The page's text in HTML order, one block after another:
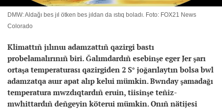
DMW: Aldağı bes jıl ötken bes jıldan da ıstıq boladı. Foto: FOX21 News
Colorado
Klimattıñ jılınuı adamzattıñ qazirgi bastı
probelamalırınıñ biri. Ğalımdardıñ esebinşe eger Jer şarı
ortaşa temperaturası qazirgiden 2 S° joğarılaytın bolsa bwl
adamzatqa auır apat alıp kelui mümkin. Bwnday şamadağı
temperatura mwzdıqtardıñ eruin, tiisinşe teñiz-
mwhittardıñ deñgeyin köterui mümkin. Onıñ nätijesi